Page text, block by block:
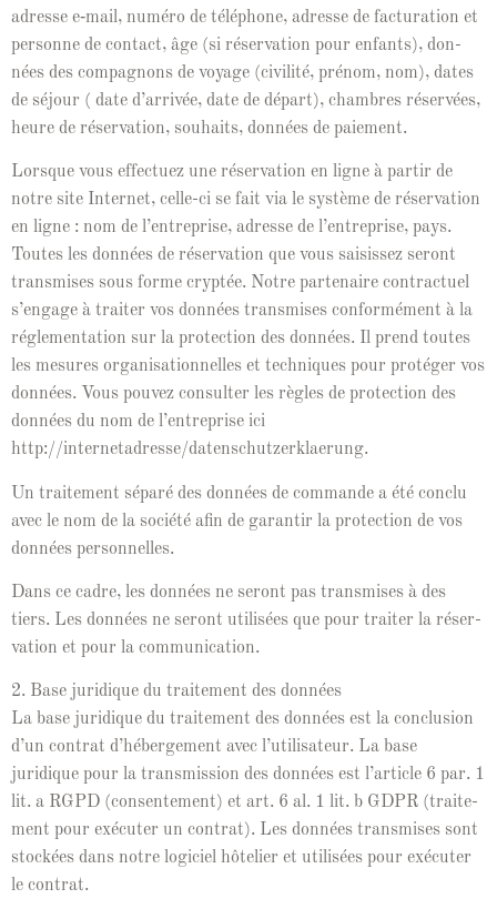
adresse e‑mail, numéro de télé­phone, adresse de fac­tura­tion et
per­son­ne de con­tact, âge (si réser­va­tion pour enfants), don­
nées des com­pagnons de voy­age (civil­ité, prénom, nom), dates
de séjour ( date d’ar­rivée, date de départ), cham­bres réservées,
heure de réser­va­tion, souhaits, don­nées de paiement.
Lorsque vous effectuez une réser­va­tion en ligne à par­tir de
notre site Inter­net, celle-ci se fait via le sys­tème de réser­va­tion
en ligne : nom de l’en­tre­prise, adresse de l’en­tre­prise, pays.
Toutes les don­nées de réser­va­tion que vous sai­sis­sez seront
trans­mis­es sous forme cryp­tée. Notre parte­naire con­tractuel
s’en­gage à traiter vos don­nées trans­mis­es con­for­mé­ment à la
régle­men­ta­tion sur la pro­tec­tion des don­nées. Il prend toutes
les mesures organ­i­sa­tion­nelles et tech­niques pour pro­téger vos
don­nées. Vous pou­vez con­sul­ter les règles de pro­tec­tion des
don­nées du nom de l’en­tre­prise ici
http://internetadresse/datenschutzerklaerung.
Un traite­ment séparé des don­nées de com­mande a été con­clu
avec le nom de la société afin de garan­tir la pro­tec­tion de vos
don­nées personnelles.
Dans ce cadre, les don­nées ne seront pas trans­mis­es à des
tiers. Les don­nées ne seront util­isées que pour traiter la réser­
va­tion et pour la communication.
2. Base juridique du traite­ment des don­nées
La base juridique du traite­ment des don­nées est la con­clu­sion
d’un con­trat d’héberge­ment avec l’u­til­isa­teur. La base
juridique pour la trans­mis­sion des don­nées est l’ar­ti­cle 6 par. 1
lit. a RGPD (con­sen­te­ment) et art. 6 al. 1 lit. b GDPR (traite­
ment pour exé­cuter un con­trat). Les don­nées trans­mis­es sont
stock­ées dans notre logi­ciel hôte­lier et util­isées pour exé­cuter
le contrat.